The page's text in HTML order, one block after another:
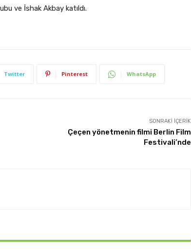
ve İshak Akbay katıldı.
Twitter Pinterest WhatsApp
SONRAKI İÇERIK
Çeçen yönetmenin filmi Berlin Film
Festivali’nde